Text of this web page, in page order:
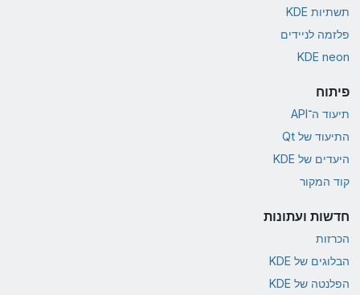
תשתיות KDE
פלזמה לניידים
KDE neon
פיתוח
תיעוד ה־API
התיעוד של Qt
היעדים של KDE
קוד המקור
חדשות ועתונות
הכרזות
הבלוגים של KDE
הפלנטה של KDE